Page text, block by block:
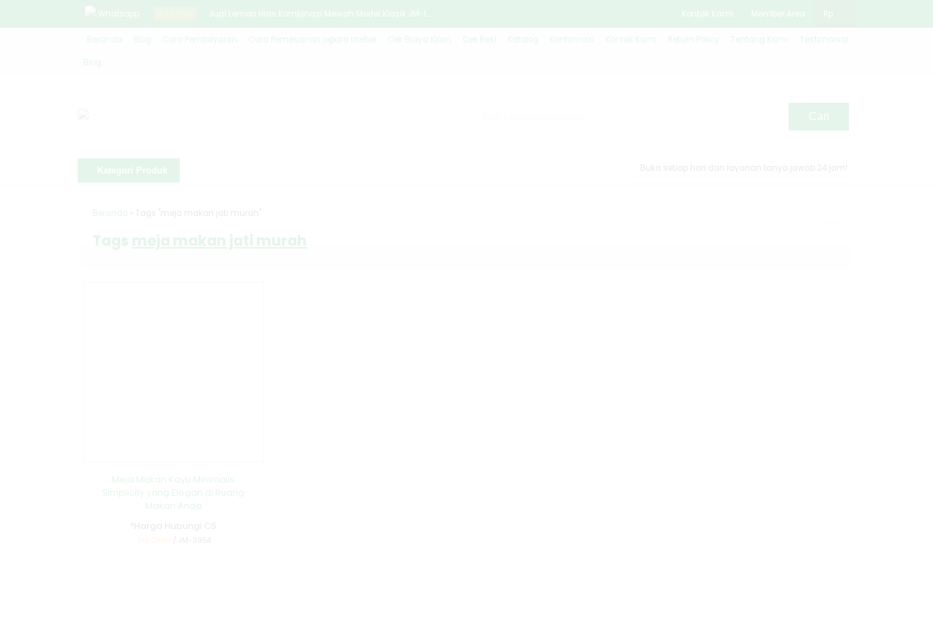
Whatsapp Jual Lemari Hias Kombinasi Mewah Model Klasik JM-1....
Set Bufet TV Rak Hias Klasik Antik Jepara JM-518....
Kontak Kami Member Area Rp
Beranda Blog Cara Pembayaran Cara Pemesanan jepara mebel Cek Biaya Kirim Cek Resi Katalog Konfirmasi Kontak Kami Return Policy Tentang Kami Testimonial
Blog
Cari
Kategori Produk
Beranda
Tags meja makan jati murah
Meja Makan Kayu Minimalis
Simplicity yang Elegan di Ruang
Makan Anda
Pre Order